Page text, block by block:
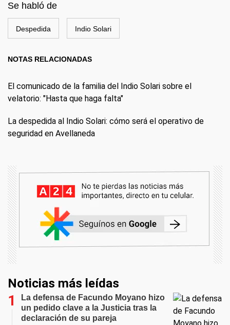
Se habló de
Despedida Indio Solari
NOTAS RELACIONADAS
El comunicado de la familia del Indio Solari sobre el
velatorio: "Hasta que haga falta"
La despedida al Indio Solari: cómo será el operativo de
seguridad en Avellaneda
Noticias más leídas
La defensa de Facundo Moyano hizo
un pedido clave a la Justicia tras la
declaración de su pareja